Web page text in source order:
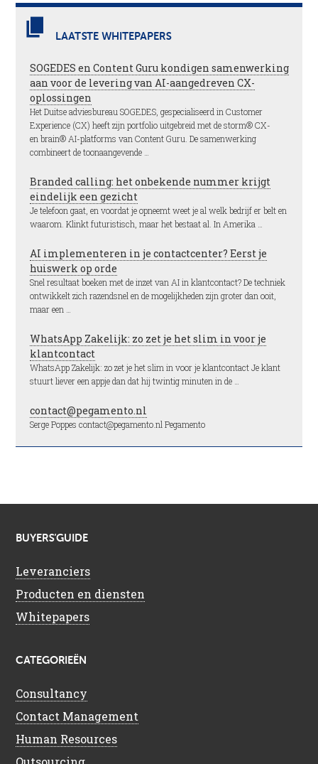
LAATSTE WHITEPAPERS
SOGEDES en Content Guru kondigen samenwerking
aan voor de levering van AI-aangedreven CX-
oplossingen
Het Duitse adviesbureau SOGEDES, gespecialiseerd in Customer
Experience (CX) heeft zijn portfolio uitgebreid met de storm® CX-
en brain® AI-platforms van Content Guru. De samenwerking
combineert de toonaangevende …
Branded calling: het onbekende nummer krijgt
eindelijk een gezicht
Je telefoon gaat, en voordat je opneemt weet je al welk bedrijf er belt en
waarom. Klinkt futuristisch, maar het bestaat al. In Amerika …
AI implementeren in je contactcenter? Eerst je
huiswerk op orde
Snel resultaat boeken met de inzet van AI in klantcontact? De techniek
ontwikkelt zich razendsnel en de mogelijkheden zijn groter dan ooit,
maar een …
WhatsApp Zakelijk: zo zet je het slim in voor je
klantcontact
WhatsApp Zakelijk: zo zet je het slim in voor je klantcontact Je klant
stuurt liever een appje dan dat hij twintig minuten in de …
contact@pegamento.nl
Serge Poppes contact@pegamento.nl Pegamento
BUYERS’GUIDE
Leveranciers
Producten en diensten
Whitepapers
CATEGORIEËN
Consultancy
Contact Management
Human Resources